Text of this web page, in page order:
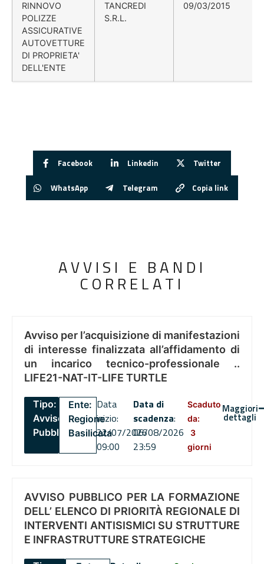
RINNOVO
POLIZZE
ASSICURATIVE
AUTOVETTURE
DI PROPRIETA'
DELL'ENTE
TANCREDI
S.R.L.
09/03/2015
Facebook Linkedin Twitter
WhatsApp Telegram Copia link
AVVISI E BANDI
CORRELATI
Avviso per l’acquisizione di manifestazioni
di interesse finalizzata all’affidamento di
un incarico tecnico-professionale ..
LIFE21-NAT-IT-LIFE TURTLE
Tipo:
Avviso
Pubblico
Ente:
Regione
Basilicata
Data
inizio:
22/07/2026
09:00
Data di
scadenza:
06/08/2026
23:59
Scaduto
da:
3
giorni
Maggiori
dettagli
AVVISO PUBBLICO PER LA FORMAZIONE
DELL’ ELENCO DI PRIORITÀ REGIONALE DI
INTERVENTI ANTISISMICI SU STRUTTURE
E INFRASTRUTTURE STRATEGICHE